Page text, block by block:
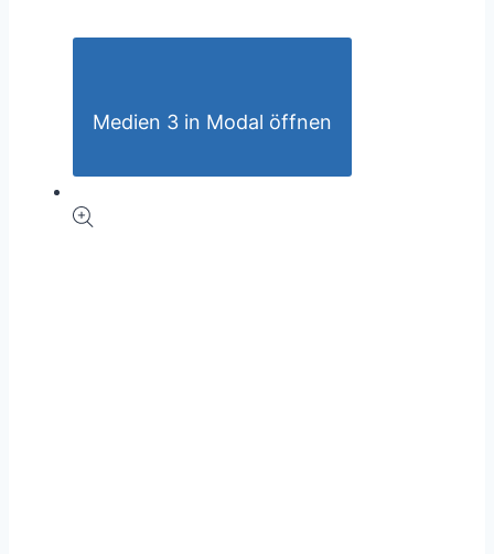
Medien 3 in Modal öffnen